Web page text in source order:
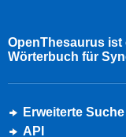
OpenThesaurus
Wörterbuch für
Erweiterte Suche
API